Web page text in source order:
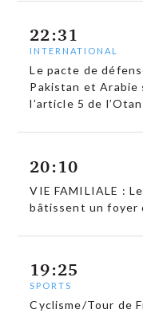
22:31
INTERNATIONAL
Le pacte de
Pakistan et Arabie
l’article 5 de
20:10
VIE FAMILIALE :
bâtissent un foyer
19:25
SPORTS
Cyclisme/Tour de